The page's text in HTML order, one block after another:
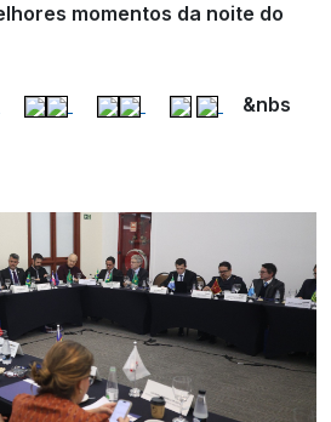
momentos da noite do
&nbs